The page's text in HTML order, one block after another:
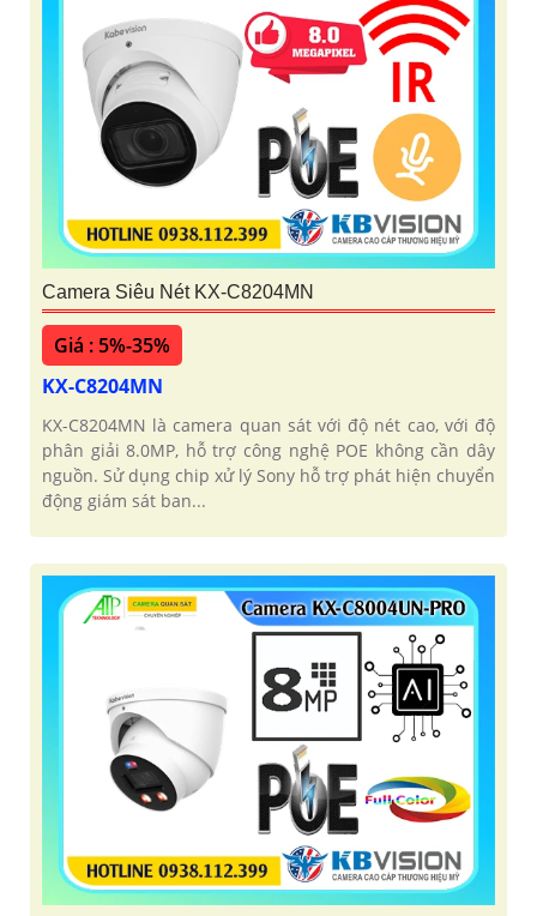
Camera Siêu Nét KX-C8204MN
Giá : 5%-35%
KX-C8204MN
KX-C8204MN là camera quan sát với độ nét cao, với độ
phân giải 8.0MP, hỗ trợ công nghệ POE không cần dây
nguồn. Sử dụng chip xử lý Sony hỗ trợ phát hiện chuyển
động giám sát ban...